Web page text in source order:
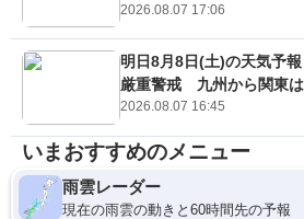
2026.08.07 17:06
明日8月8日(土)の天気予
厳重警戒 九州から関東
2026.08.07 16:45
いまおすすめのメニュー
雨雲レーダー
現在の雨雲の動きと60時間先の予報